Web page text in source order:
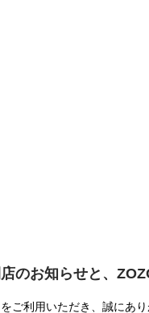
のお知らせと、
ご利用いただき、誠にあり